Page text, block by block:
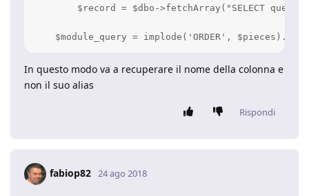
$record = $dbo->fetchArray("SELECT query
In questo modo va a recuperare il nome della colonna e
non il suo alias
Rispondi
fabiop82 24 ago 2018